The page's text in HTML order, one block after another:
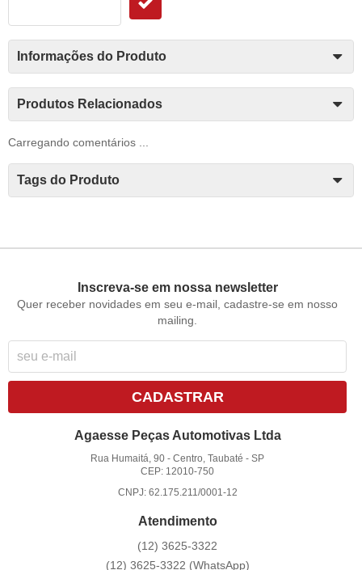
Informações do Produto
Produtos Relacionados
Carregando comentários ...
Tags do Produto
Inscreva-se em nossa newsletter
Quer receber novidades em seu e-mail, cadastre-se em nosso
mailing.
CADASTRAR
Agaesse Peças Automotivas Ltda
Rua Humaitá, 90 -Centro, Taubaté -SP
CEP: 12010-750
CNPJ: 62.175.211/0001-12
Atendimento
(12) 3625-3322
(12) 3625-3322 (WhatsApp)